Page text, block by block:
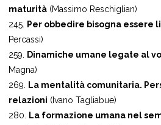
maturità (Massimo Reschiglian)
245.
Per obbedire bisogna essere
Percassi)
259.
Dinamiche umane legate al
Magna)
269.
La mentalità comunitaria.
relazioni (Ivano Tagliabue)
280.
La formazione umana nel